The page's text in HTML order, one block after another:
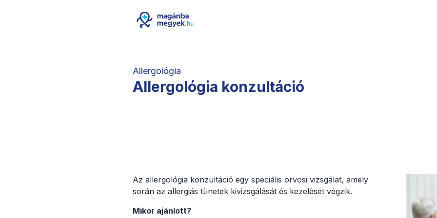
Allergológia
Allergológia konzultáció
Az allergológia konzultáció egy speciális orvosi vizsgálat, amely
során az allergiás tünetek kivizsgálását és kezelését végzik.
Mikor ajánlott?